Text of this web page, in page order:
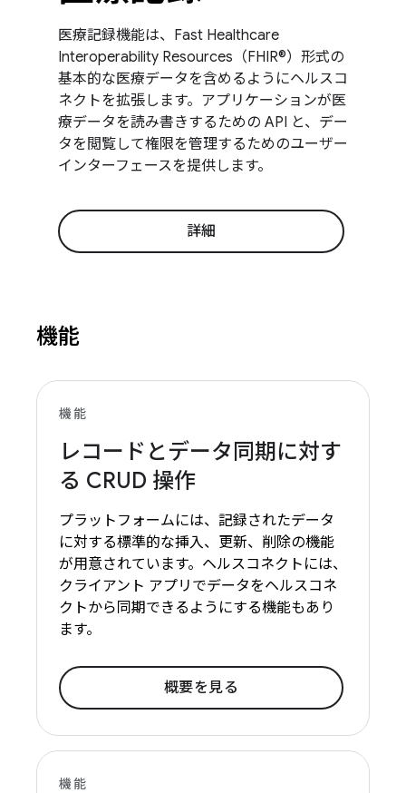
医療記録機能は、Fast Healthcare
Interoperability Resources（FHIR®）形式の
基本的な医療データを含めるようにヘルスコ
ネクトを拡張します。アプリケーションが医
療データを読み書きするための API と、デー
タを閲覧して権限を管理するためのユーザー
インターフェースを提供します。
詳細
機能
機能
レコードとデータ同期に対す
る CRUD 操作
プラットフォームには、記録されたデータ
に対する標準的な挿入、更新、削除の機能
が用意されています。ヘルスコネクトには、
クライアント アプリでデータをヘルスコネ
クトから同期できるようにする機能もあり
ます。
概要を見る
機能